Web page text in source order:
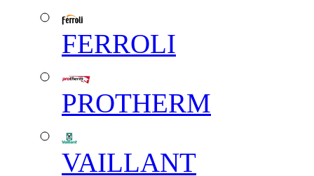
FERROLI
PROTHERM
VAILLANT